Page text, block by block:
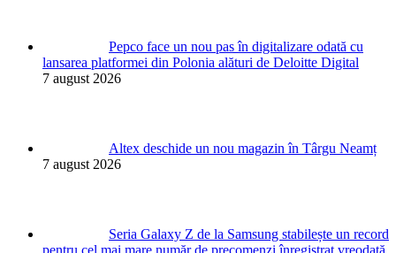
Pepco face un nou pas în digitalizare odată cu
lansarea platformei din Polonia alături de Deloitte Digital
7 august 2026
Altex deschide un nou magazin în Târgu Neamț
7 august 2026
Seria Galaxy Z de la Samsung stabilește un record
pentru cel mai mare număr de precomenzi înregistrat vreodată